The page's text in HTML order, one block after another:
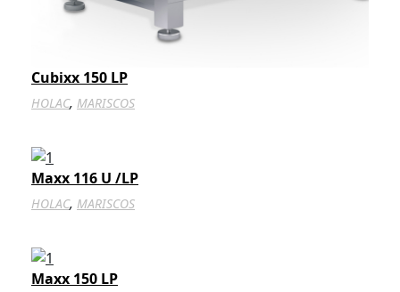
Cubixx 150 LP
HOLAC, MARISCOS
Maxx 116 U /LP
HOLAC, MARISCOS
Maxx 150 LP